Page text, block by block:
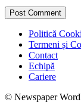
Politică
Termeni și
Contact
Echipă
Cariere
© Newspaper